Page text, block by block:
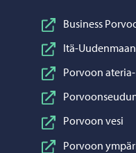
Business
Itä-
Porvoon
Porvoon vesi
Porvoon